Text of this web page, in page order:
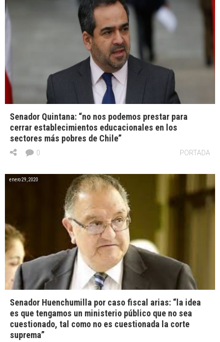
Senador Quintana: “no nos podemos prestar para
cerrar establecimientos educacionales en los
sectores más pobres de Chile”
PORTADA
0
enero 29, 2020
Senador Huenchumilla por caso fiscal arias: “la idea
es que tengamos un ministerio público que no sea
cuestionado, tal como no es cuestionada la corte
suprema”